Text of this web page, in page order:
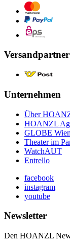
Versandpartner
Unternehmen
Über
HOANZL
GLOBE Wien
Theater im
WatchAUT
Entrello
facebook
instagram
youtube
Newsletter
Den HOANZL